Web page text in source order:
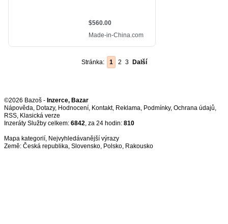
Stránka: 1 2 3 Další
©2026 Bazoš - Inzerce, Bazar
Nápověda, Dotazy, Hodnocení, Kontakt, Reklama, Podmínky, Ochrana údajů,
RSS,
Inzeráty Služby celkem: 6842, za 24 hodin: 810
Mapa kategorií, Nejvyhledávanější výrazy
Země: Česká republika, Slovensko, Polsko, Rakousko